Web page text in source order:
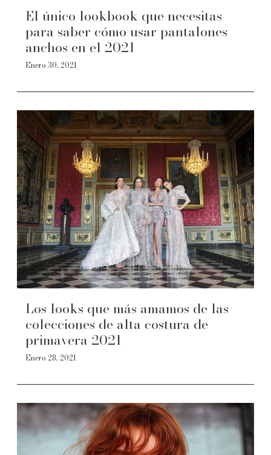
El único lookbook que necesitas
para saber cómo usar pantalones
anchos en el 2021
Enero 30, 2021
Los looks que más amamos de las
colecciones de alta costura de
primavera 2021
Enero 28, 2021